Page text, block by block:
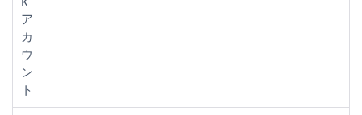
ア
カ
ウ
ン
ト